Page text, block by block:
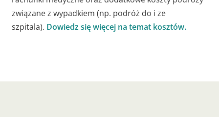
związane z wypadkiem (np. podróż do i ze
szpitala). Dowiedz się więcej na temat kosztów.